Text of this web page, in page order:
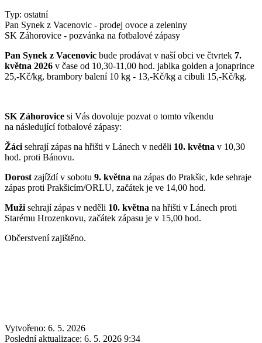
Typ: ostatní
Pan Synek z Vacenovic - prodej ovoce a zeleniny
SK Záhorovice - pozvánka na fotbalové zápasy
Pan Synek z Vacenovic bude prodávat v naší obci ve čtvrtek 7.
května 2026 v čase od 10,30-11,00 hod. jablka golden a jonaprince
25,-Kč/kg, brambory balení 10 kg - 13,-Kč/kg a cibuli 15,-Kč/kg.
SK Záhorovice si Vás dovoluje pozvat o tomto víkendu
na následující fotbalové zápasy:
Žáci sehrají zápas na hřišti v Lánech v neděli 10. května v 10,30
hod. proti Bánovu.
Dorost zajíždí v sobotu 9. května na zápas do Prakšic, kde sehraje
zápas proti Prakšicím/ORLU, začátek je ve 14,00 hod.
Muži sehrají zápas v neděli 10. května na hřišti v Lánech proti
Starému Hrozenkovu, začátek zápasu je v 15,00 hod.
Občerstvení zajištěno.
Vytvořeno: 6. 5. 2026
Poslední aktualizace: 6. 5. 2026 9:34